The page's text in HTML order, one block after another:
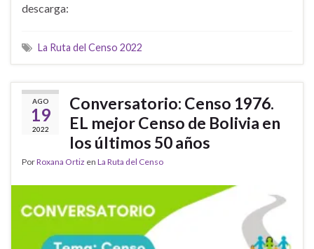
descarga:
La Ruta del Censo 2022
AGO
19
2022
Conversatorio: Censo 1976.
EL mejor Censo de Bolivia en
los últimos 50 años
PorRoxana Ortiz en La Ruta del Censo